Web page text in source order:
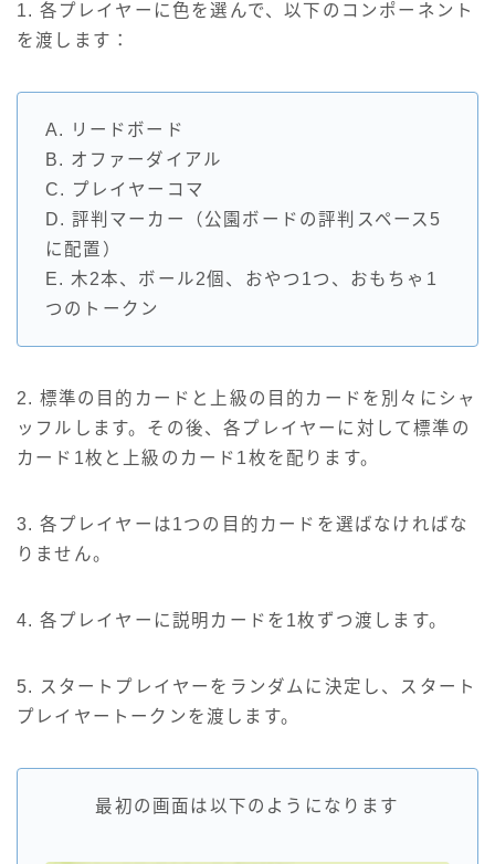
1. 各プレイヤーに色を選んで、以下のコンポーネント
を渡します：
A. リードボード
B. オファーダイアル
C. プレイヤーコマ
D. 評判マーカー（公園ボードの評判スペース5
に配置）
E. 木2本、ボール2個、おやつ1つ、おもちゃ1
つのトークン
2. 標準の目的カードと上級の目的カードを別々にシャ
ッフルします。その後、各プレイヤーに対して標準の
カード1枚と上級のカード1枚を配ります。
3. 各プレイヤーは1つの目的カードを選ばなければな
りません。
4. 各プレイヤーに説明カードを1枚ずつ渡します。
5. スタートプレイヤーをランダムに決定し、スタート
プレイヤートークンを渡します。
最初の画面は以下のようになります